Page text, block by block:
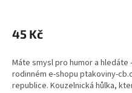
je
z
5
hvězdiček.
45 Kč
Máte smysl pro humor a
rodinném e-shopu ptakoviny-
republice. Kouzelnická hůlka,